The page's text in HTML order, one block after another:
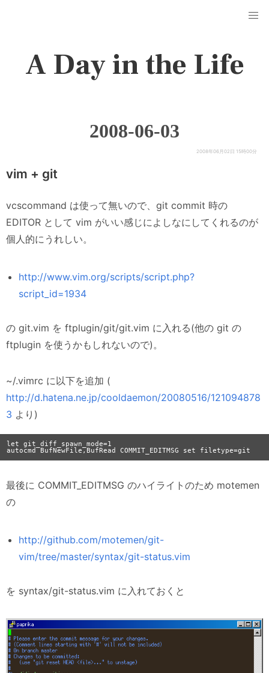
A Day in the Life
2008-06-03
2008年06月02日 15時00分
vim + git
vcscommand は使って無いので、git commit 時の
EDITOR として vim がいい感じによしなにしてくれるのが
個人的にうれしい。
http://www.vim.org/scripts/script.php?
script_id=1934
の git.vim を ftplugin/git/git.vim に入れる(他の git の
ftplugin を使うかもしれないので)。
~/.vimrc に以下を追加 (
http://d.hatena.ne.jp/cooldaemon/20080516/121094878
3 より)
let git_diff_spawn_mode=1
最後に COMMIT_EDITMSG のハイライトのため motemen
の
http://github.com/motemen/git-
vim/tree/master/syntax/git-status.vim
を syntax/git-status.vim に入れておくと